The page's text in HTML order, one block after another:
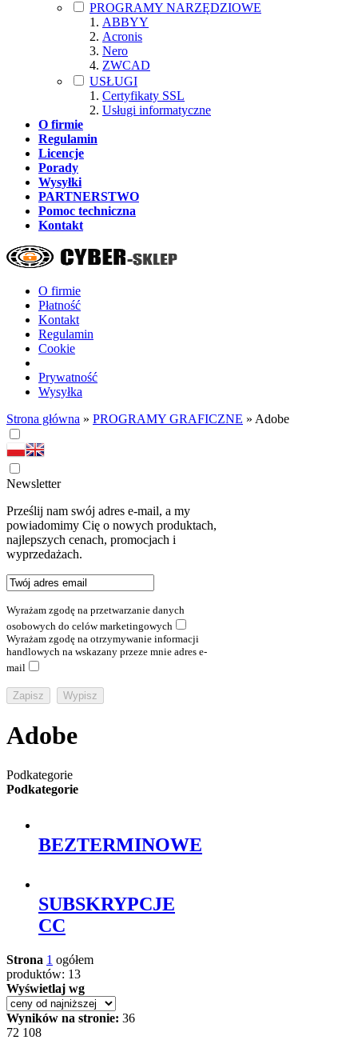
PROGRAMY NARZĘDZIOWE
ABBYY
Acronis
Nero
ZWCAD
USŁUGI
Certyfikaty SSL
Usługi informatyczne
O firmie
Regulamin
Licencje
Porady
Wysyłki
PARTNERSTWO
Pomoc techniczna
Kontakt
O firmie
Płatność
Kontakt
Regulamin
Cookie
Prywatność
Wysyłka
Strona główna » PROGRAMY GRAFICZNE » Adobe
Newsletter
Prześlij nam swój adres e-mail, a my
powiadomimy Cię o nowych produktach,
najlepszych cenach, promocjach i
wyprzedażach.
Wyrażam zgodę na przetwarzanie danych
osobowych do celów marketingowych
Wyrażam zgodę na otrzymywanie informacji
handlowych na wskazany przeze mnie adres e-
mail
Adobe
Podkategorie
Podkategorie
BEZTERMINOWE
SUBSKRYPCJE
CC
Strona 1 ogółem
produktów: 13
Wyświetlaj wg
Wyników na stronie: 36
72 108